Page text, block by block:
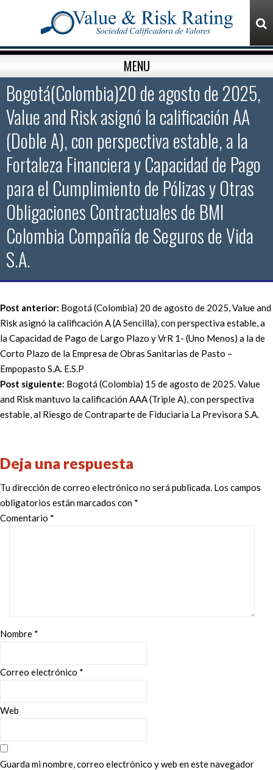
MENU
Bogotá(Colombia)20 de agosto de 2025,
Value and Risk asignó la calificación AA
(Doble A), con perspectiva estable, a la
Fortaleza Financiera y Capacidad de Pago
para el Cumplimiento de Pólizas y Otras
Obligaciones Contractuales de BMI
Colombia Compañía de Seguros de Vida
S.A.
Post anterior: Bogotá (Colombia) 20 de agosto de 2025, Value and
Risk asignó la calificación A (A Sencilla), con perspectiva estable, a
la Capacidad de Pago de Largo Plazo y VrR 1- (Uno Menos) a la de
Corto Plazo de la Empresa de Obras Sanitarias de Pasto –
Empopasto S.A. E.S.P
Post siguiente: Bogotá (Colombia) 15 de agosto de 2025. Value
and Risk mantuvo la calificación AAA (Triple A), con perspectiva
estable, al Riesgo de Contraparte de Fiduciaria La Previsora S.A.
Deja una respuesta
Tu dirección de correo electrónico no será publicada. Los campos
obligatorios están marcados con *
Comentario *
Nombre *
Correo electrónico *
Web
Guarda mi nombre, correo electrónico y web en este navegador